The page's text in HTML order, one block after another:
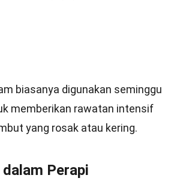
biasanya digunakan seminggu
memberikan rawatan intensif
yang rosak atau kering.
Perapi